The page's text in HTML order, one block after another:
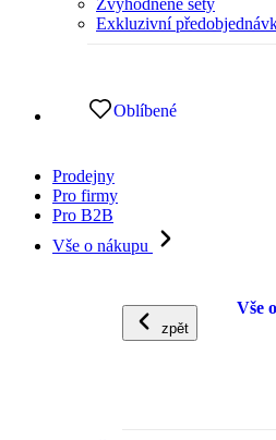
Exkluzivní
Oblíbené
Prodejny
Pro firmy
Pro B2B
Vše o nákupu
zpět
Vše